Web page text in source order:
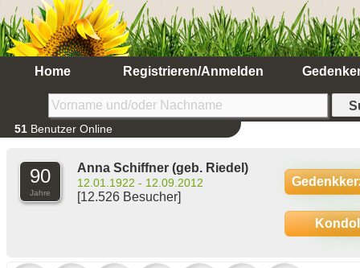
Home Registrieren/Anmelden
51 Benutzer Online
90
Jahre
Anna Schiffner (geb. Riedel)
12.01.1922 - 12.09.2012
[12.526 Besucher]